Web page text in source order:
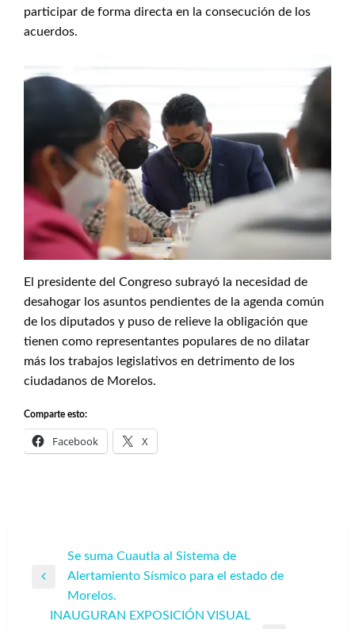
participar de forma directa en la consecución de los
acuerdos.
El presidente del Congreso subrayó la necesidad de
desahogar los asuntos pendientes de la agenda común
de los diputados y puso de relieve la obligación que
tienen como representantes populares de no dilatar
más los trabajos legislativos en detrimento de los
ciudadanos de Morelos.
Comparte esto:
Facebook X
Navegación
de
entradas
Se suma Cuautla al Sistema de
Alertamiento Sísmico para el estado de
Morelos.
INAUGURAN EXPOSICIÓN VISUAL